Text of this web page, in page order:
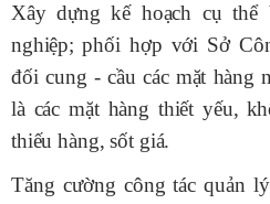
Xây dựng kế hoạch cụ
nghiệp; phối hợp với Sở
đối cung - cầu các mặt hàng
là các mặt hàng thiết yếu,
thiếu hàng, sốt giá.
Tăng cường công tác quản